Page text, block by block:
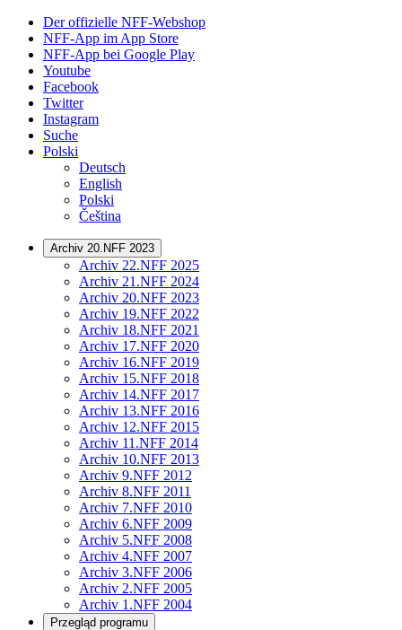
Der offizielle NFF-Webshop
NFF-App im App Store
NFF-App bei Google Play
Youtube
Facebook
Twitter
Instagram
Suche
Polski
Deutsch
English
Polski
Čeština
Archiv 20.NFF 2023
Archiv 22.NFF 2025
Archiv 21.NFF 2024
Archiv 20.NFF 2023
Archiv 19.NFF 2022
Archiv 18.NFF 2021
Archiv 17.NFF 2020
Archiv 16.NFF 2019
Archiv 15.NFF 2018
Archiv 14.NFF 2017
Archiv 13.NFF 2016
Archiv 12.NFF 2015
Archiv 11.NFF 2014
Archiv 10.NFF 2013
Archiv 9.NFF 2012
Archiv 8.NFF 2011
Archiv 7.NFF 2010
Archiv 6.NFF 2009
Archiv 5.NFF 2008
Archiv 4.NFF 2007
Archiv 3.NFF 2006
Archiv 2.NFF 2005
Archiv 1.NFF 2004
Przegląd programu